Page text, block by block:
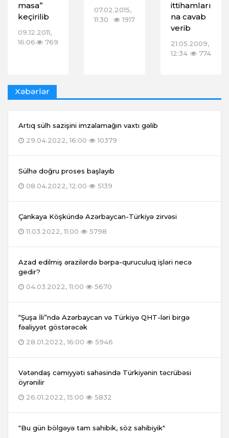
masa”
keçirilib
09.12.2011,
16:06
769
07.02.2015,
11:30
1917
ittihamları
na cavab
verib
21.05.2009,
12:34
774
Xəbərlər
Artıq sülh sazişini imzalamağın vaxtı gəlib
29.04.2022, 16:00
10379
Sülhə doğru proses başlayıb
08.04.2022, 12:00
5139
Çankaya Köşkündə Azərbaycan-Türkiyə zirvəsi
11.03.2022, 11:00
5798
Azad edilmiş ərazilərdə bərpa-quruculuq işləri necə
gedir?
04.03.2022, 11:00
5670
“Şuşa İli”ndə Azərbaycan və Türkiyə QHT-ləri birgə
fəaliyyət göstərəcək
28.01.2022, 16:00
5946
Vətəndaş cəmiyyəti sahəsində Türkiyənin təcrübəsi
öyrənilir
26.01.2022, 15:00
5832
"Bu gün bölgəyə tam sahibik, söz sahibiyik"